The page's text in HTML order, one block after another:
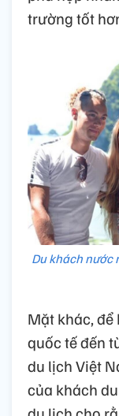
trường tốt
Du khách nước
Mặt khác,
quốc tế đến
du lịch Việt
của khách